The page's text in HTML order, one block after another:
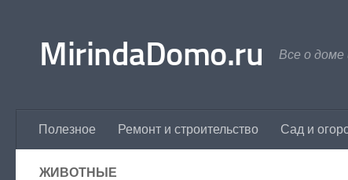
MirindaDomo.ru Все о
Полезное Ремонт и строительство Сад и
ЖИВОТНЫЕ